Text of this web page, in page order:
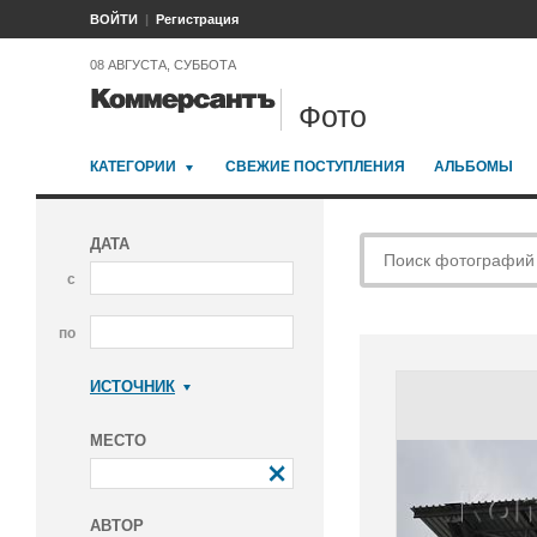
ВОЙТИ Регистрация
08 АВГУСТА, СУББОТА
Фото
КАТЕГОРИИ СВЕЖИЕ ПОСТУПЛЕНИЯ АЛЬБОМЫ
ДАТА
с
по
ИСТОЧНИК
МЕСТО
АВТОР